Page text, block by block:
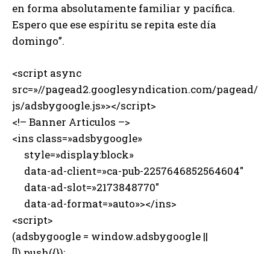
en forma absolutamente familiar y pacífica.
Espero que ese espíritu se repita este día
domingo”.
<script async
src=»//pagead2.googlesyndication.com/pagead/
js/adsbygoogle.js»></script>
<!– Banner Articulos –>
<ins class=»adsbygoogle»
style=»display:block»
data-ad-client=»ca-pub-2257646852564604″
data-ad-slot=»2173848770″
data-ad-format=»auto»></ins>
<script>
(adsbygoogle = window.adsbygoogle ||